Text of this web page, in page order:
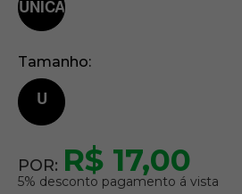
Tamanho
U
POR: R$ 17,00
5% desconto pagamento á vista